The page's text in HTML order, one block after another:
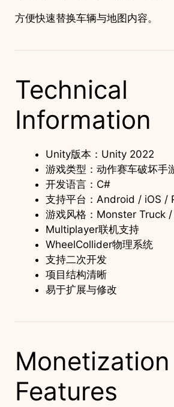
方便快速替换车辆与地图内容。
Technical
Information
Unity版本：Unity 2022
游戏类型：动作赛车破坏手
开发语言：C#
支持平台：Android / iOS /
游戏风格：Monster Truck
Multiplayer联机支持
WheelCollider物理系统
支持二次开发
项目结构清晰
易于扩展与修改
Monetization
Features